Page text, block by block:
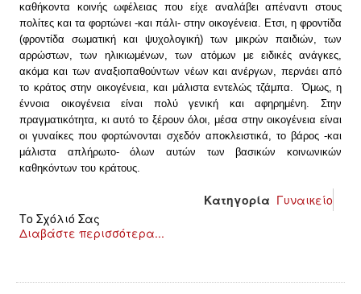
ΚΙΝΗΤΟΠΟΙΉΣΕΙΣ
ΕΙΔΉΣΕΙΣ
ΑΝΑΚΟΙΝΏΣΕΙΣ
ΝΕΟΛΑΊΑ
ΑΝΤΙΦΑΣΙΣΤΙΚΌ
ΑΝΤΙΡΑΤΣΙΣΤΙΚΌ
καθήκοντα κοινής ωφέλειας που είχε αναλάβει απέναντι στους
πολίτες και τα φορτώνει -και πάλι- στην οικογένεια. Ετσι, η φροντίδα
(φροντίδα σωματική και ψυχολογική) των μικρών παιδιών, των
αρρώστων, των ηλικιωμένων, των ατόμων με ειδικές ανάγκες,
ακόμα και των αναξιοπαθούντων νέων και ανέργων, περνάει από
το κράτος στην οικογένεια, και μάλιστα εντελώς τζάμπα. Όμως, η
έννοια οικογένεια είναι πολύ γενική και αφηρημένη. Στην
πραγματικότητα, κι αυτό το ξέρουν όλοι, μέσα στην οικογένεια είναι
οι γυναίκες που φορτώνονται σχεδόν αποκλειστικά, το βάρος -και
μάλιστα απλήρωτο- όλων αυτών των βασικών κοινωνικών
καθηκόντων του κράτους.
Κατηγορία Γυναικείο
Το Σχόλιό Σας
Διαβάστε περισσότερα...